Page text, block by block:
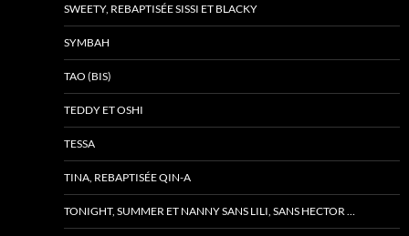
SWEETY, REBAPTISÉE SISSI ET BLACKY
SYMBAH
TAO (BIS)
TEDDY ET OSHI
TESSA
TINA, REBAPTISÉE QIN-A
TONIGHT, SUMMER ET NANNY SANS LILI, SANS HECTOR …